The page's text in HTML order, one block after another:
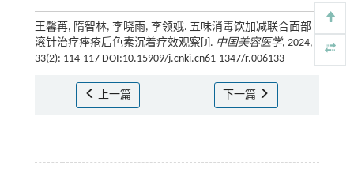
王馨苒, 隋智林, 李晓雨, 李领娥. 五味消毒饮加减联合面部
滚针治疗痤疮后色素沉着疗效观察[J]. 中国美容医学, 2024,
33(2): 114-117 DOI:10.15909/j.cnki.cn61-1347/r.006133
上一篇 下一篇